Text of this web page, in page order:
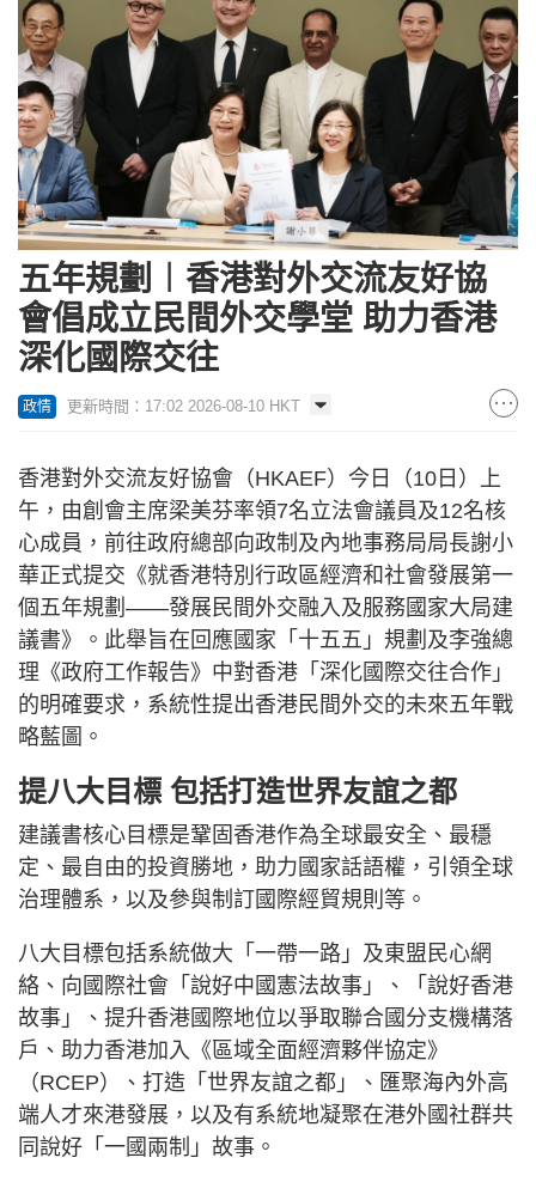
五年規劃︱香港對外交流友好協
會倡成立民間外交學堂 助力香港
深化國際交往
政情 更新時間：17:02 2026-08-10 HKT
香港對外交流友好協會（HKAEF）今日（10日）上
午，由創會主席梁美芬率領7名立法會議員及12名核
心成員，前往政府總部向政制及內地事務局局長謝小
華正式提交《就香港特別行政區經濟和社會發展第一
個五年規劃——發展民間外交融入及服務國家大局建
議書》。此舉旨在回應國家「十五五」規劃及李強總
理《政府工作報告》中對香港「深化國際交往合作」
的明確要求，系統性提出香港民間外交的未來五年戰
略藍圖。
提八大目標 包括打造世界友誼之都
建議書核心目標是鞏固香港作為全球最安全、最穩
定、最自由的投資勝地，助力國家話語權，引領全球
治理體系，以及參與制訂國際經貿規則等。
八大目標包括系統做大「一帶一路」及東盟民心網
絡、向國際社會「說好中國憲法故事」、「說好香港
故事」、提升香港國際地位以爭取聯合國分支機構落
戶、助力香港加入《區域全面經濟夥伴協定》
（RCEP）、打造「世界友誼之都」、匯聚海內外高
端人才來港發展，以及有系統地凝聚在港外國社群共
同說好「一國兩制」故事。